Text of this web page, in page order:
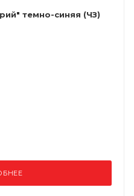
темно-синяя (ЧЗ)